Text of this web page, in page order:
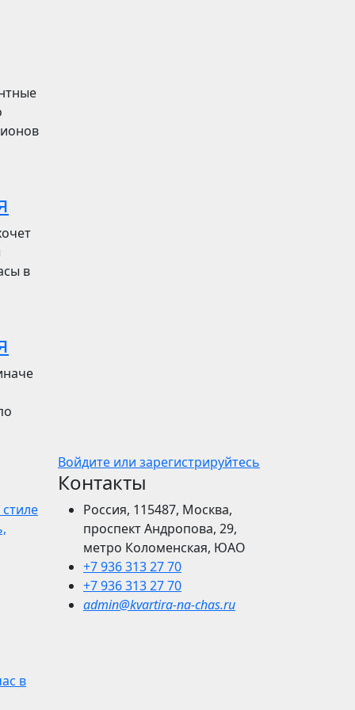
в
в
Войдите или зарегистрируйтесь
Контакты
Россия, 115487, Москва,
проспект Андропова, 29,
метро Коломенская, ЮАО
+7 936 313 27 70
+7 936 313 27 70
admin@kvartira-na-chas.ru